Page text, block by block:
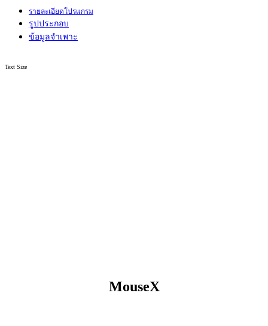
รายละเอียดโปรแกรม
รูปประกอบ
ข้อมูลจำเพาะ
Text Size
MouseX